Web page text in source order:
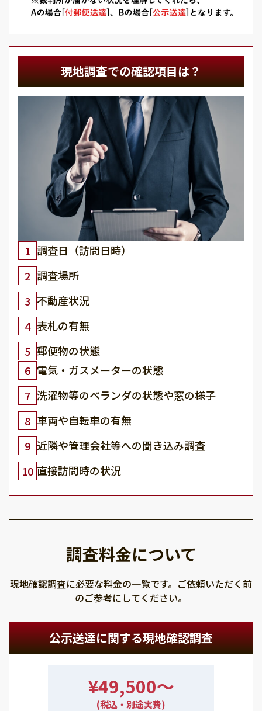
現地調査での確認項目は？
1 調査日（訪問日時）
2 調査場所
3 不動産状況
4 表札の有無
5 郵便物の状態
6 電気・ガスメーターの状態
7 洗濯物等のベランダの状態や窓の様子
8 車両や自転車の有無
9 近隣や管理会社等への聞き込み調査
10 直接訪問時の状況
調査料金について
現地確認調査に必要な料金の一覧です。ご依頼いただく前
のご参考にしてください。
公示送達に関する現地確認調査
¥49,500〜
(税込・別途実費)